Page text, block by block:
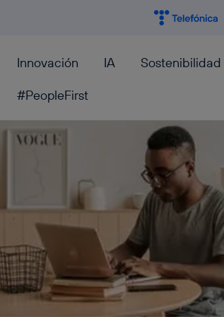
Innovación IA Sostenibilidad
#PeopleFirst